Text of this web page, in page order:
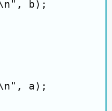
b);
a);